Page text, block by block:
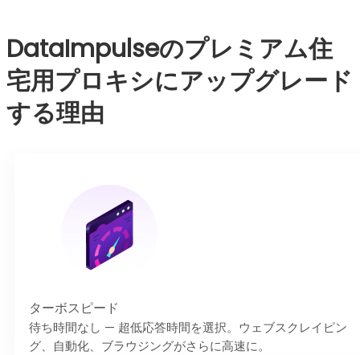
DataImpulseのプレミアム住
宅用プロキシにアップグレード
する理由
ターボスピード
待ち時間なし — 超低応答時間を選択。ウェブスクレイピン
グ、自動化、ブラウジングがさらに高速に。